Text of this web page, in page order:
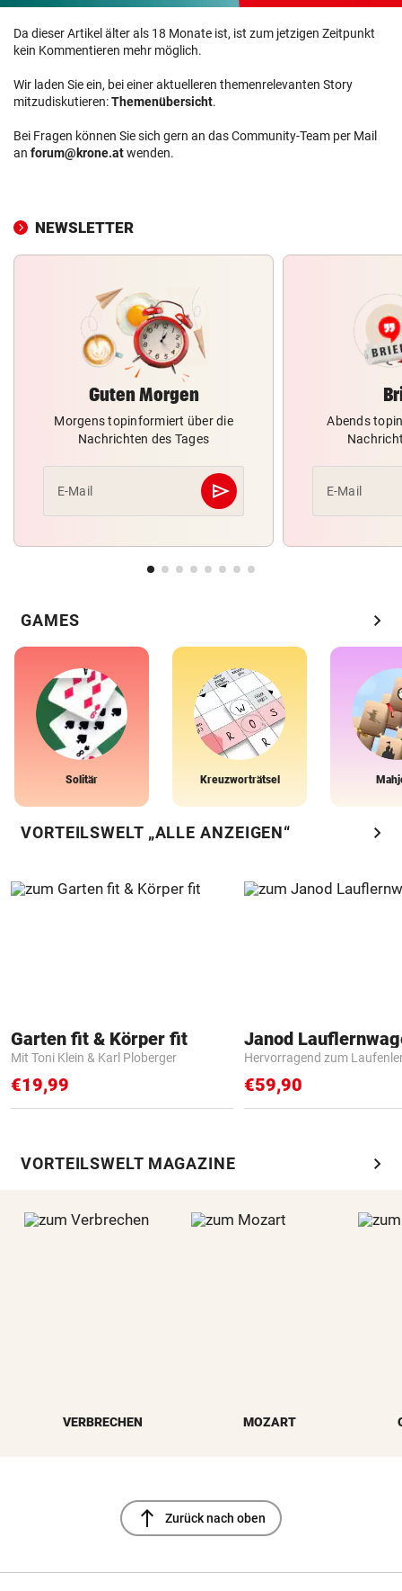
Da dieser Artikel älter als 18 Monate ist, ist zum jetzigen Zeitpunkt
kein Kommentieren mehr möglich.
Wir laden Sie ein, bei einer aktuelleren themenrelevanten Story
mitzudiskutieren:Themenübersicht.
Bei Fragen können Sie sich gern an das Community-Team per Mail
an forum@krone.atwenden.
NEWSLETTER
Guten Morgen
Morgens topinformiert über die
Nachrichten des Tages
E-Mail send
Abschicken
Abends
E-Mail
GAMES chevron_right
Solitär Kreuzworträtsel
VORTEILSWELT „ALLE ANZEIGEN“ chevron_right
Garten fit & Körper fit
Mit Toni Klein & Karl Ploberger
€19,99
Janod
Hervorragend zum
€59,90
VORTEILSWELT MAGAZINE chevron_right
VERBRECHEN MOZART
north Zurück nach oben